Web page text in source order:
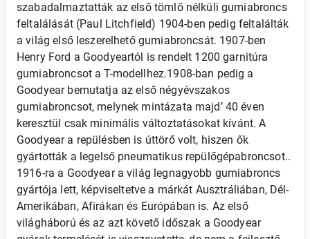
szabadalmaztatták az első tömlő nélküli gumiabroncs
feltalálását (Paul Litchfield) 1904-ben pedig feltalálták
a világ első leszerelhető gumiabroncsát. 1907-ben
Henry Ford a Goodyeartól is rendelt 1200 garnitúra
gumiabroncsot a T-modellhez.1908-ban pedig a
Goodyear bemutatja az első négyévszakos
gumiabroncsot, melynek mintázata majd’ 40 éven
keresztül csak minimális változtatásokat kívánt. A
Goodyear a repülésben is úttörő volt, hiszen ők
gyártották a legelső pneumatikus repülőgépabroncsot..
1916-ra a Goodyear a világ legnagyobb gumiabroncs
gyártója lett, képviseltetve a márkát Ausztráliában, Dél-
Amerikában, Afirákan és Európában is. Az első
világháború és az azt követő időszak a Goodyear